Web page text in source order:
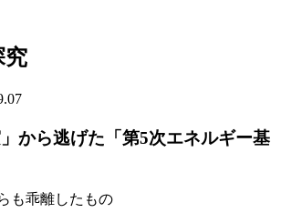
究
」から逃げた「第5次エネルギー基
も乖離したもの